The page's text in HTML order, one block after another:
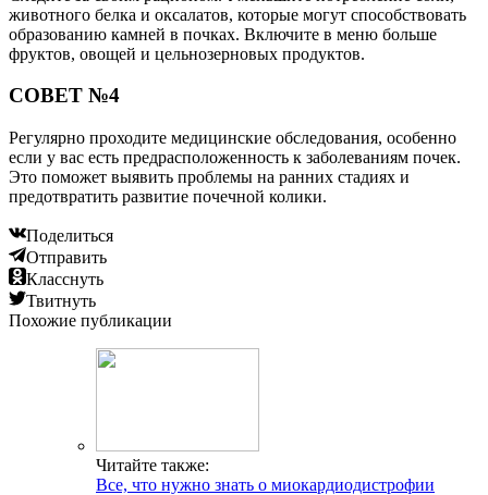
животного белка и оксалатов, которые могут способствовать
образованию камней в почках. Включите в меню больше
фруктов, овощей и цельнозерновых продуктов.
СОВЕТ №4
Регулярно проходите медицинские обследования, особенно
если у вас есть предрасположенность к заболеваниям почек.
Это поможет выявить проблемы на ранних стадиях и
предотвратить развитие почечной колики.
Поделиться
Отправить
Класснуть
Твитнуть
Похожие публикации
Читайте также:
Все, что нужно знать о миокардиодистрофии